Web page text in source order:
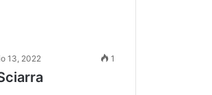
13, 2022 1